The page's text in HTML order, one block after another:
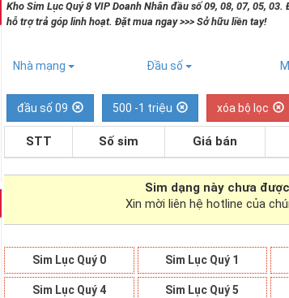
Kho Sim Lục Quý 8 VIP Doanh Nhân đầu số 09, 08, 07, 05,
hỗ trợ trả góp linh hoạt. Đặt mua ngay >>> Sở hữu liền tay!
Nhà mạng Đầu số
đầu số 09 500 -1 triệu xóa bộ lọc
STT Số sim Giá bán
Sim dạng này chưa
Xin mời liên hệ hotline của
Sim Lục Quý 0 Sim Lục Quý 1
Sim Lục Quý 4 Sim Lục Quý 5